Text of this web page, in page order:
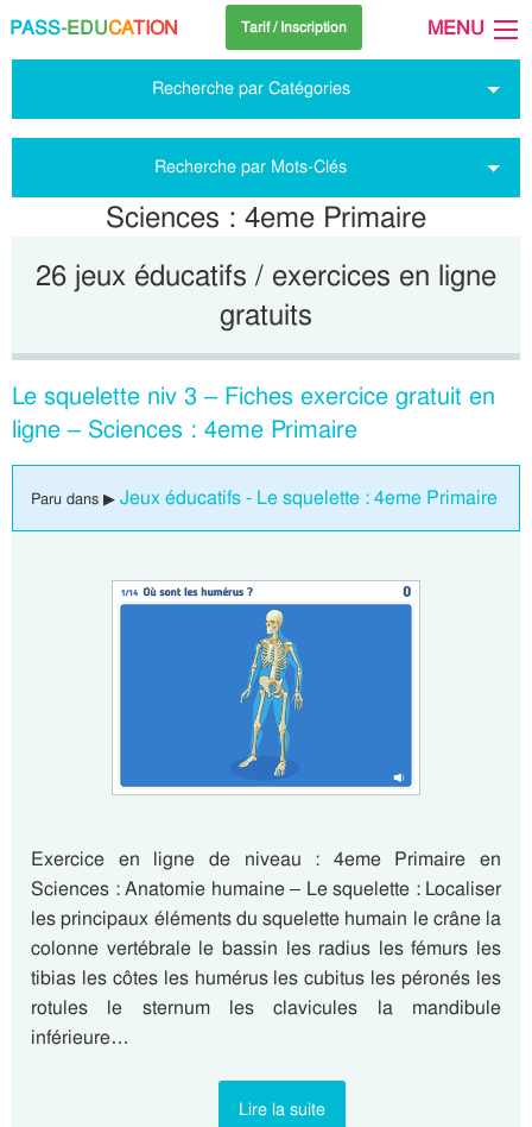
PASS-EDUCATION Tarif / Inscription MENU
Recherche par Catégories
Recherche par Mots-Clés
Sciences : 4eme Primaire
26 jeux éducatifs / exercices en ligne
gratuits
Le squelette niv 3 – Fiches exercice gratuit en
ligne – Sciences : 4eme Primaire
Paru dans ▶ Jeux éducatifs - Le squelette : 4eme Primaire
Exercice en ligne de niveau : 4eme Primaire en
Sciences : Anatomie humaine – Le squelette : Localiser
les principaux éléments du squelette humain le crâne la
colonne vertébrale le bassin les radius les fémurs les
tibias les côtes les humérus les cubitus les péronés les
rotules le sternum les clavicules la mandibule
inférieure…
Lire la suite